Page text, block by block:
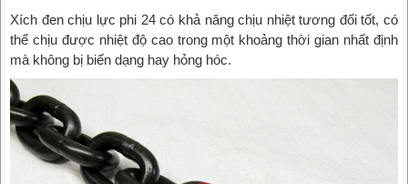
Xích đen chịu lực phi 24 có khả năng chịu nhiệt tương đối tốt, có
thể chịu được nhiệt độ cao trong một khoảng thời gian nhất định
mà không bị biến dạng hay hỏng hóc.